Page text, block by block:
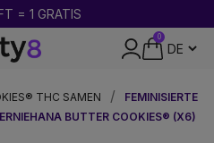
= 1 GRATIS
0
THC SAMEN
FEMINISIERTE
BUTTER COOKIES® (X6)